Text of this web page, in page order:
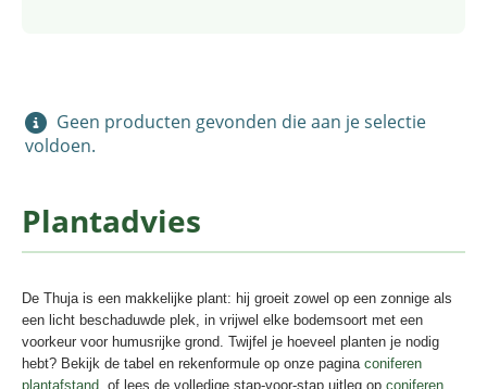
Geen producten gevonden die aan je selectie
voldoen.
Plantadvies
De Thuja is een makkelijke plant: hij groeit zowel op een zonnige als
een licht beschaduwde plek, in vrijwel elke bodemsoort met een
voorkeur voor humusrijke grond. Twijfel je hoeveel planten je nodig
hebt? Bekijk de tabel en rekenformule op onze pagina coniferen
plantafstand, of lees de volledige stap-voor-stap uitleg op coniferen